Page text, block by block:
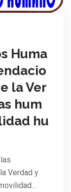
Huma
la Ver
hum
hu
Verdad y